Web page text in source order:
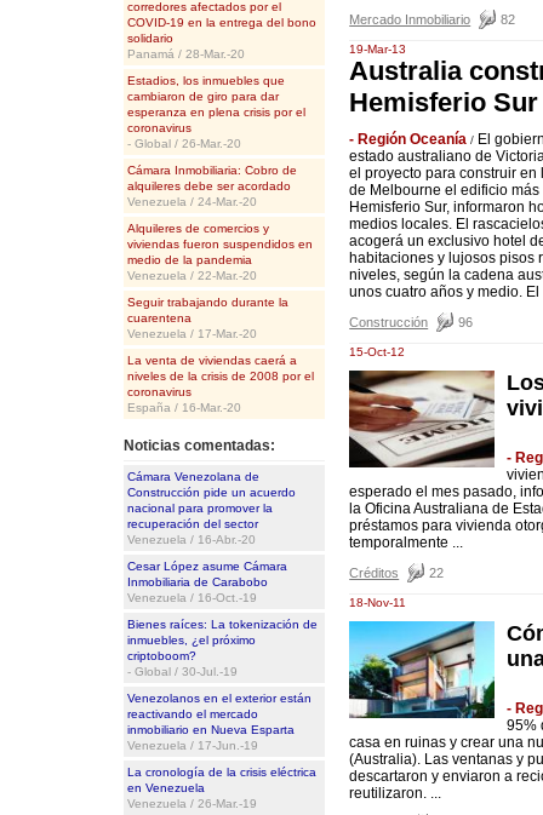
corredores afectados por el
COVID-19 en la entrega del bono
solidario
Panamá / 28-Mar.-20
Estadios, los inmuebles que
cambiaron de giro para dar
esperanza en plena crisis por el
coronavirus
- Global / 26-Mar.-20
Cámara Inmobiliaria: Cobro de
alquileres debe ser acordado
Venezuela / 24-Mar.-20
Alquileres de comercios y
viviendas fueron suspendidos en
medio de la pandemia
Venezuela / 22-Mar.-20
Seguir trabajando durante la
cuarentena
Venezuela / 17-Mar.-20
La venta de viviendas caerá a
niveles de la crisis de 2008 por el
coronavirus
España / 16-Mar.-20
Noticias comentadas:
Cámara Venezolana de
Construcción pide un acuerdo
nacional para promover la
recuperación del sector
Venezuela / 16-Abr.-20
Cesar López asume Cámara
Inmobiliaria de Carabobo
Venezuela / 16-Oct.-19
Bienes raíces: La tokenización de
inmuebles, ¿el próximo
criptoboom?
- Global / 30-Jul.-19
Venezolanos en el exterior están
reactivando el mercado
inmobiliario en Nueva Esparta
Venezuela / 17-Jun.-19
La cronología de la crisis eléctrica
en Venezuela
Venezuela / 26-Mar.-19
Mercado Inmobiliario 82
19-Mar-13
Australia
Hemisferio Sur
- Región Oceanía / El
estado australiano de
el proyecto para construir en
de Melbourne el edificio más
Hemisferio Sur, informaron
medios locales. El
acogerá un exclusivo hotel
habitaciones y lujosos pisos
niveles, según la cadena
unos cuatro años y medio. El
Construcción 96
15-Oct-12
-
esperado el mes pasado,
la Oficina Australiana de
préstamos para vivienda
temporalmente ...
Créditos 22
18-Nov-11
-
95%
casa en ruinas y crear una
(Australia). Las ventanas y
descartaron y enviaron a
reutilizaron. ...